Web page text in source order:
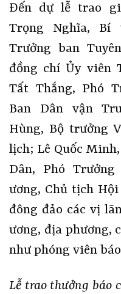
Đến dự lễ trao
Trọng Nghĩa, Bí
Trưởng ban
đồng chí Ủy viên
Tất Thắng, Phó
Ban Dân vận
Hùng, Bộ trưởng
lịch; Lê Quốc
Dân, Phó
ương, Chủ tịch
đông đảo các vị
ương, địa phương,
như phóng viên
Lễ trao thưởng báo